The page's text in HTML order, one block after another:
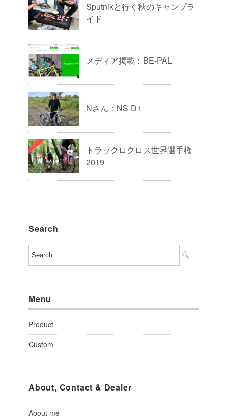
Sputnikと行く秋のキャンプラ
イド
メディア掲載：BE-PAL
Nさん：NS-D1
トラックロクロス世界選手権
2019
Search
Menu
Product
Custom
About, Contact & Dealer
About me